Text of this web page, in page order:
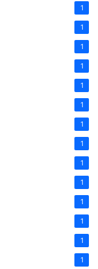
1
1
1
1
1
1
1
1
1
1
1
1
1
1